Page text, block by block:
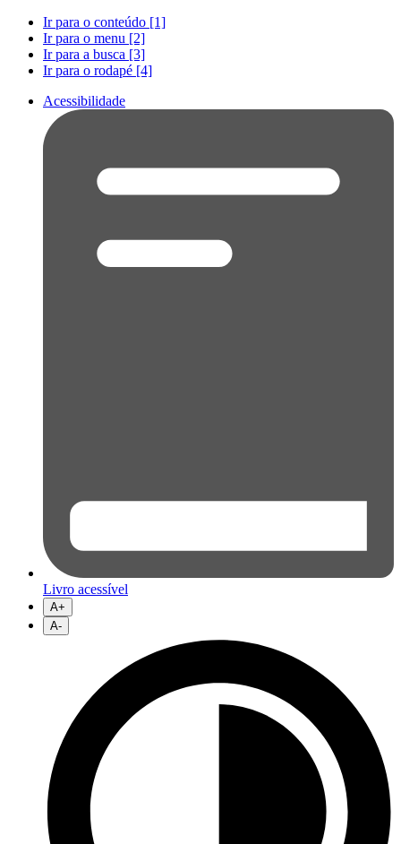
Ir para o conteúdo [1]
Ir para o menu [2]
Ir para a busca [3]
Ir para o rodapé [4]
Acessibilidade
Livro acessível
A+
A-